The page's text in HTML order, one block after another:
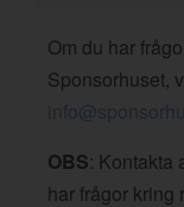
Om du har
Sponsorhuset,
OBS: Kontakta
har frågor kring